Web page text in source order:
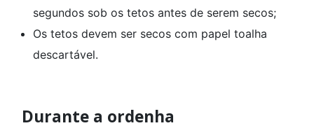
segundos sob os tetos antes de serem secos;
Os tetos devem ser secos com papel toalha
descartável.
Durante a ordenha